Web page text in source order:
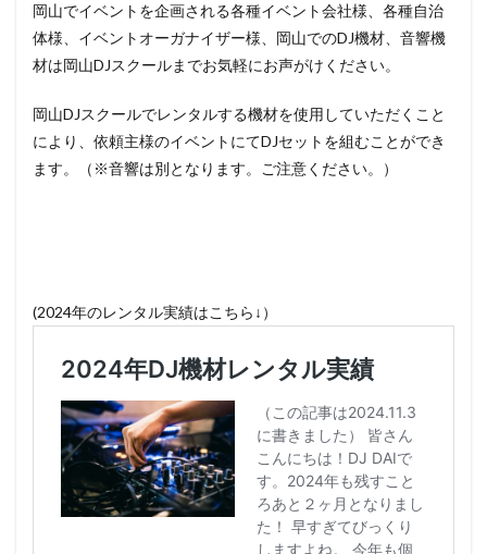
岡山でイベントを企画される各種イベント会社様、各種自治
体様、イベントオーガナイザー様、岡山でのDJ機材、音響機
材は岡山DJスクールまでお気軽にお声がけください。
岡山DJスクールでレンタルする機材を使用していただくこと
により、依頼主様のイベントにてDJセットを組むことができ
ます。（※音響は別となります。ご注意ください。）
(2024年のレンタル実績はこちら↓）